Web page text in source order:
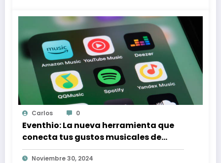
Carlos 0
Eventhio: La nueva herramienta que
conecta tus gustos musicales de
Spotify con conciertos en tu zona
Noviembre 30, 2024